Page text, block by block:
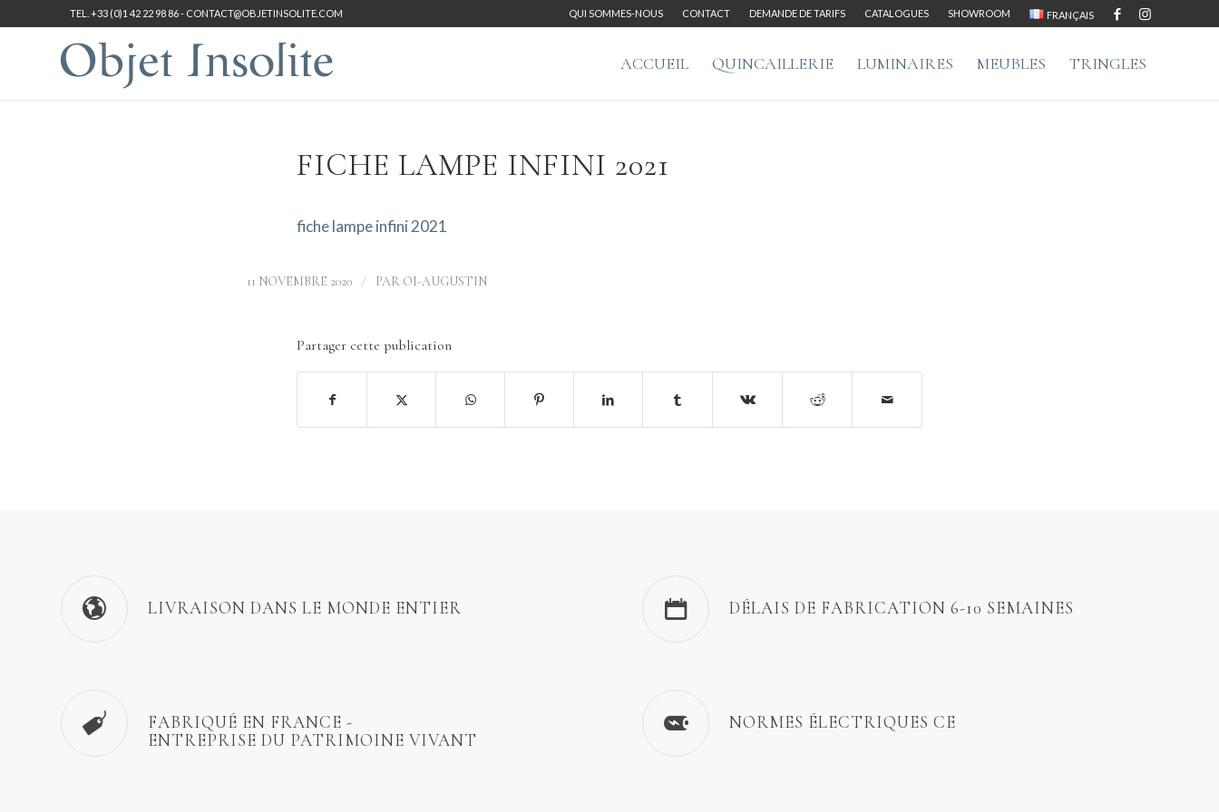
QUI SOMMES-NOUS CONTACT DEMANDE DE TARIFS CATALOGUES SHOWROOM FRANÇAIS
TEL. +33 (0)1 42 22 98 86 - CONTACT@OBJETINSOLITE.COM
ACCUEIL QUINCAILLERIE LUMINAIRES MEUBLES TRINGLES
FICHE LAMPE INFINI 2021
fiche lampe infini 2021
11 NOVEMBRE 2020 / PAR OI-AUGUSTIN
Partager cette publication
LIVRAISON DANS LE MONDE ENTIER DÉLAIS DE FABRICATION 6-10 SEMAINES
FABRIQUÉ EN FRANCE -
ENTREPRISE DU PATRIMOINE VIVANT
NORMES ÉLECTRIQUES CE